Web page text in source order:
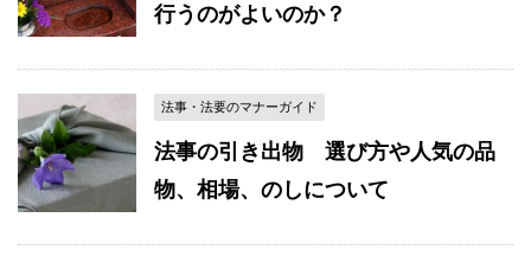
行うのがよいのか？
法事・法要のマナーガイド
法事の引き出物 選び方や人気の品
物、相場、のしについて